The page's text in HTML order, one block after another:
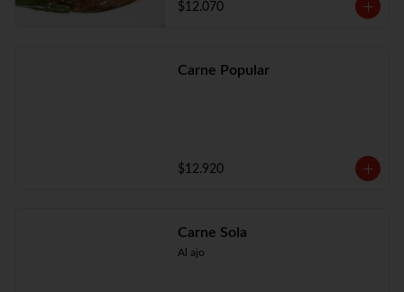
$12.070
Carne Popular
$12.920
Carne Sola
Al ajo